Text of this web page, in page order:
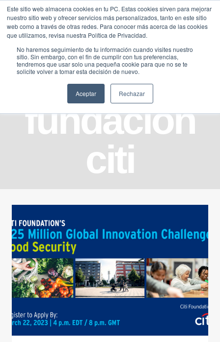
Este sitio web almacena cookies en tu PC. Estas cookies sirven para mejorar
nuestro sitio web y ofrecer servicios más personalizados, tanto en este sitio
web como a través de otras redes. Para conocer más acerca de las cookies
que utilizamos, revisa nuestra Política de Privacidad.
No haremos seguimiento de tu información cuando visites nuestro
sitio. Sin embargo, con el fin de cumplir con tus preferencias,
tendremos que usar solo una pequeña cookie para que no se te
solicite volver a tomar esta decisión de nuevo.
Aceptar Rechazar
Saltar
contenido
fundacion
citi
Traducir »